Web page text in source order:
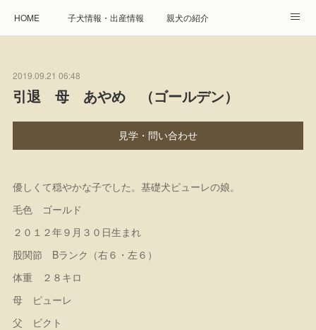
HOME 子犬情報・出産情報 親犬の紹介
遺伝疾患への取り組み
プレジール親睦会 特定商取引に基づく表記
2019.09.21 06:48
引退 母 あやめ （ゴールデン）
見学・問い合わせ
優しくて穏やかな子でした。基礎犬ピューレの娘。
毛色 ゴールド
２０１２年９月３０日生まれ
股関節 Bランク（右６・左６）
体重 ２８キロ
母 ピューレ
父 ビクト